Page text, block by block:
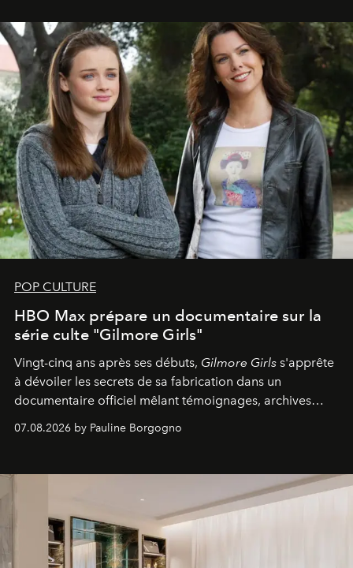
POP CULTURE
HBO Max prépare un documentaire sur la
série culte "Gilmore Girls"
Vingt-cinq ans après ses débuts, Gilmore Girls s'apprête
à dévoiler les secrets de sa fabrication dans un
documentaire officiel mêlant témoignages, archives
inédites et plongée dans les coulisses d'un phénomène
générationnel.
07.08.2026 by Pauline Borgogno